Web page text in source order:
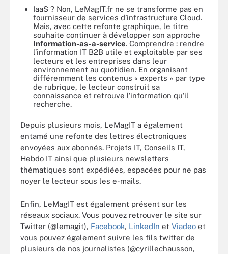
IaaS ? Non, LeMagIT.fr ne se transforme pas en
fournisseur de services d’infrastructure Cloud.
Mais, avec cette refonte graphique, le titre
souhaite continuer à développer son approche
Information-as-a-service. Comprendre : rendre
l’information IT B2B utile et exploitable par ses
lecteurs et les entreprises dans leur
environnement au quotidien. En organisant
différemment les contenus « experts » par type
de rubrique, le lecteur construit sa
connaissance et retrouve l’information qu’il
recherche.
Depuis plusieurs mois, LeMagIT a également
entamé une refonte des lettres électroniques
envoyées aux abonnés. Projets IT, Conseils IT,
Hebdo IT ainsi que plusieurs newsletters
thématiques sont expédiées, espacées pour ne pas
noyer le lecteur sous les e-mails.
Enfin, LeMagIT est également présent sur les
réseaux sociaux. Vous pouvez retrouver le site sur
Twitter (@lemagit), Facebook, LinkedIn et Viadeo et
vous pouvez également suivre les fils twitter de
plusieurs de nos journalistes (@cyrillechausson,